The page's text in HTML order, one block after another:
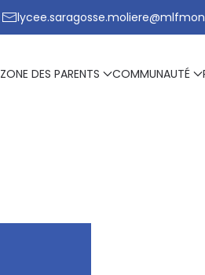
ZONE DES PARENTS COMMUNAUTÉ